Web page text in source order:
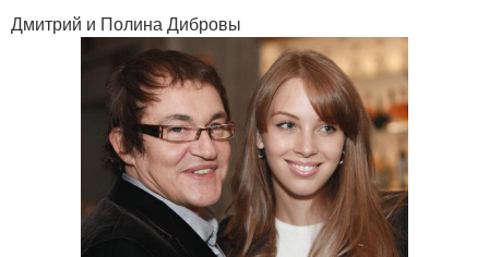
Дмитрий и Полина Дибровы